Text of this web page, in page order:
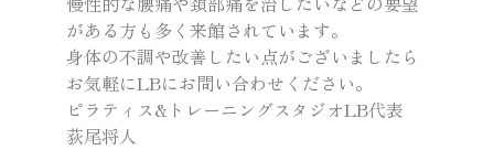
がある方も多く来館されています。
身体の不調や改善したい点がございましたら
お気軽にLBにお問い合わせください。
ピラティス&トレーニングスタジオLB代表
荻尾将人